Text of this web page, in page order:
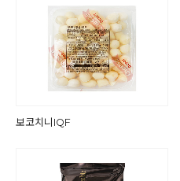
보코치니IQF